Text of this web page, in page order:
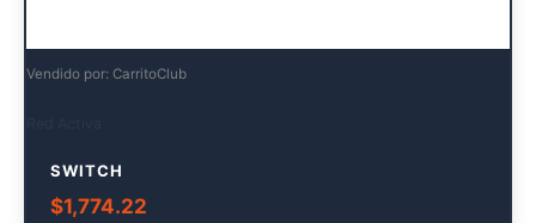
Vendido por: CarritoClub
SWITCH
$1,774.22